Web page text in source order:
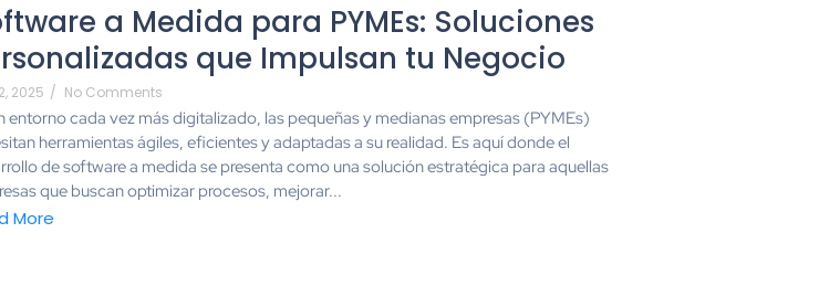
a Medida para PYMEs: Soluciones
que Impulsan tu Negocio
2025 / No Comments
entorno cada vez más digitalizado, las pequeñas y medianas empresas (PYMEs)
herramientas ágiles, eficientes y adaptadas a su realidad. Es aquí donde el
de software a medida se presenta como una solución estratégica para aquellas
que buscan optimizar procesos, mejorar...
More